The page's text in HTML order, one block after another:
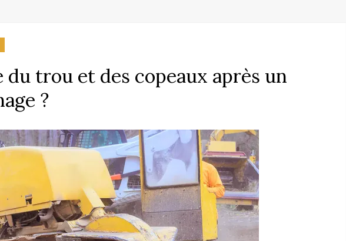
du trou et des copeaux après un
?